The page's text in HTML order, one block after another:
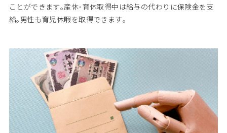
ことができます｡産休･育休取得中は給与の代わりに保険金を支
給｡男性も育児休暇を取得できます｡